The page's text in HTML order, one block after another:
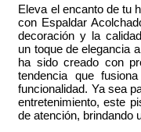
Eleva el encanto de tu
con Espaldar
decoración y la
un toque de elegancia
ha sido creado con
tendencia que
funcionalidad. Ya sea
entretenimiento, este
de atención, brindando